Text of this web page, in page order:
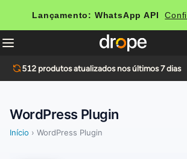
Lançamento: WhatsApp API
512 produtos atualizados nos últimos 7 dias
WordPress Plugin
Início › WordPress Plugin